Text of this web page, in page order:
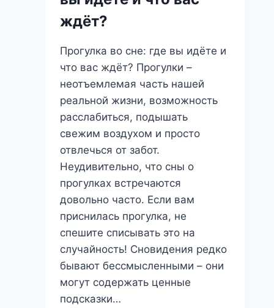
ждёт?
Прогулка во сне: где вы идёте и
что вас ждёт? Прогулки –
неотъемлемая часть нашей
реальной жизни, возможность
расслабиться, подышать
свежим воздухом и просто
отвлечься от забот.
Неудивительно, что сны о
прогулках встречаются
довольно часто. Если вам
приснилась прогулка, не
спешите списывать это на
случайность! Сновидения редко
бывают бессмысленными – они
могут содержать ценные
подсказки…